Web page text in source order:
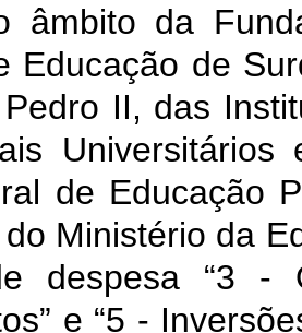
âmbito da
Educação de
II, das
de Educação
Ministério da
despesa “3 -
e “5 -